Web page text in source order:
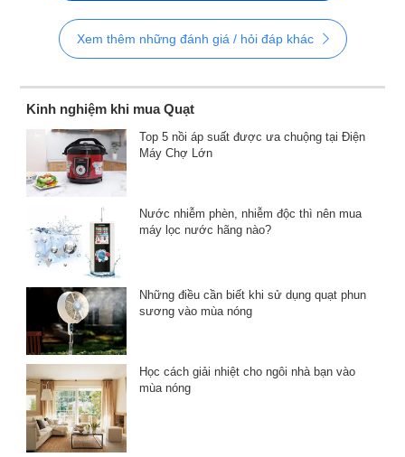
Xem thêm những đánh giá / hỏi đáp khác
Kinh nghiệm khi mua Quạt
Top 5 nồi áp suất được ưa chuộng tại Điện
Máy Chợ Lớn
Nước nhiễm phèn, nhiễm độc thì nên mua
máy lọc nước hãng nào?
Những điều cần biết khi sử dụng quạt phun
sương vào mùa nóng
Học cách giải nhiệt cho ngôi nhà bạn vào
mùa nóng